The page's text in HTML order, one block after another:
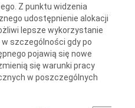
Z punktu widzenia
udostępnienie alokacji
lepsze wykorzystanie
szczególności gdy po
pojawią się nowe
się warunki pracy
w poszczególnych